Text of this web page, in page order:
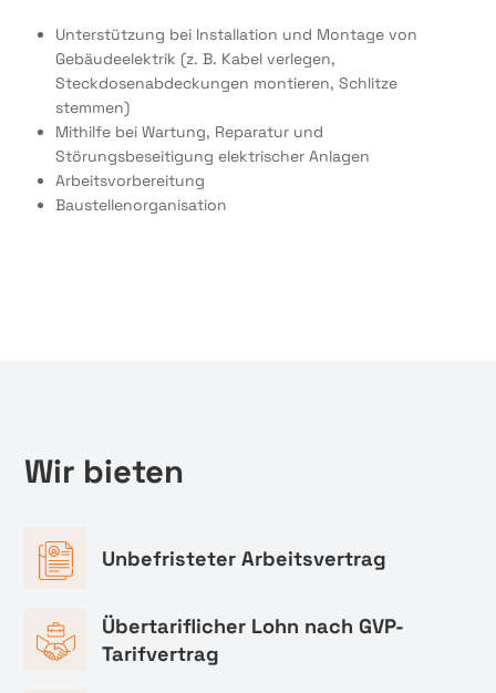
Unterstützung bei Installation und Montage von
Gebäudeelektrik (z. B. Kabel verlegen,
Steckdosenabdeckungen montieren, Schlitze
stemmen)
Mithilfe bei Wartung, Reparatur und
Störungsbeseitigung elektrischer Anlagen
Arbeitsvorbereitung
Baustellenorganisation
Wir bieten
Unbefristeter Arbeitsvertrag
Übertariflicher Lohn nach GVP-
Tarifvertrag